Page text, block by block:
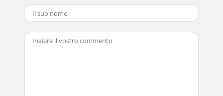
26PTVolume de fornecimento- Bomba de água suja
montada- Adaptador angular- Redutor- 8 m de cabo
Colocação em funcionamentoMontar/Suspender• As di